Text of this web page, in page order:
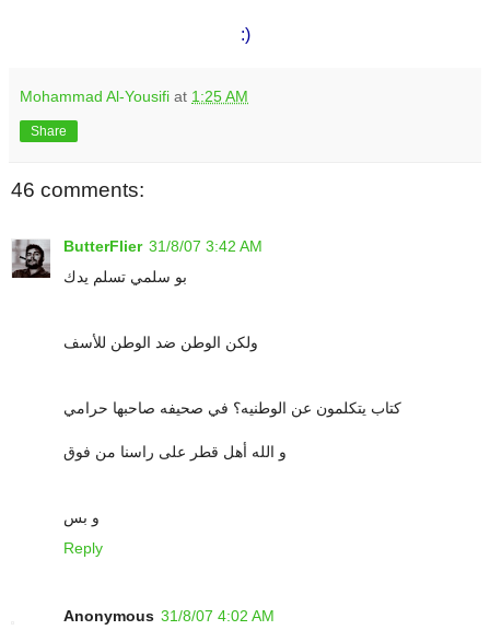
:)
Mohammad Al-Yousifi at 1:25 AM
Share
46 comments:
ButterFlier 31/8/07 3:42 AM
بو سلمي تسلم يدك
ولكن الوطن ضد الوطن للأسف
كتاب يتكلمون عن الوطنيه؟ في صحيفه صاحبها حرامي
و الله أهل قطر على راسنا من فوق
و بس
Reply
Anonymous 31/8/07 4:02 AM